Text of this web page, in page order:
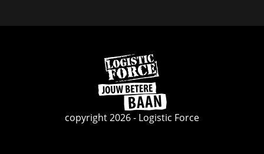
Ga
naar
de
homepage
copyright 2026 - Logistic Force